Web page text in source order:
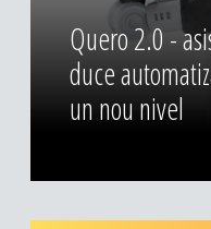
Quero 2.0 -
duce
un nou nivel